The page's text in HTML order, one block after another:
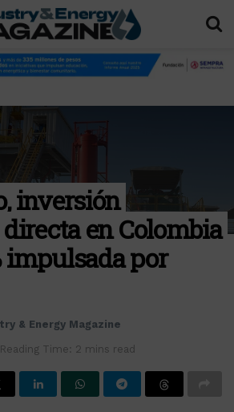
inversión
en Colombia
impulsada por
& Energy Magazine
Reading Time: 2 mins read